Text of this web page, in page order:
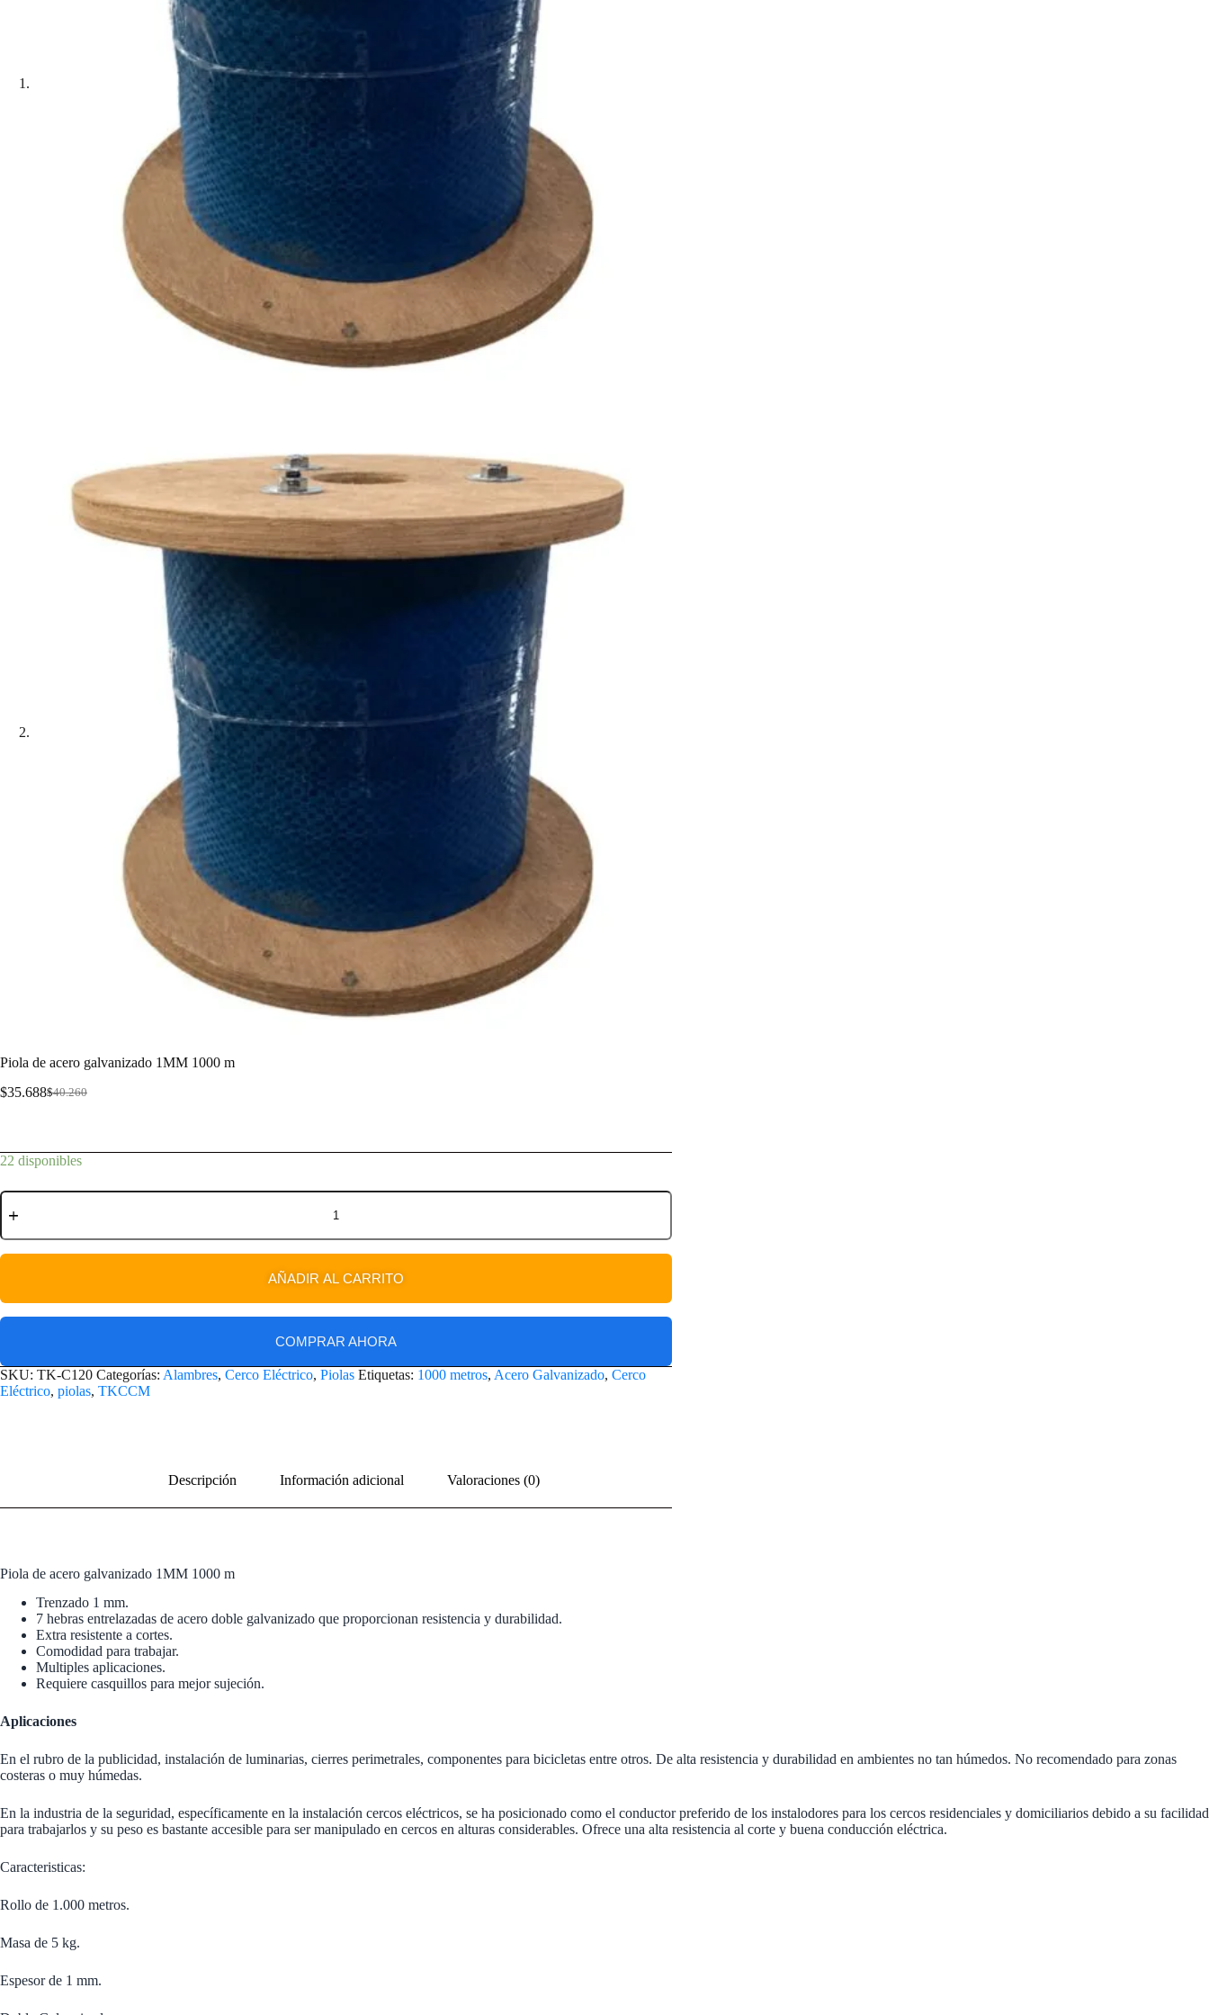
Piola de acero galvanizado 1MM 1000 m
$40.260
$35.688
22 disponibles
AÑADIR AL CARRITO
COMPRAR AHORA
SKU: TK-C120 Categorías: Alambres, Cerco Eléctrico, Piolas Etiquetas: 1000 metros, Acero Galvanizado, Cerco
Eléctrico, piolas, TKCCM
Descripción Información adicional Valoraciones (0)
Piola de acero galvanizado 1MM 1000 m
Trenzado 1 mm.
7 hebras entrelazadas de acero doble galvanizado que proporcionan resistencia y durabilidad.
Extra resistente a cortes.
Comodidad para trabajar.
Multiples aplicaciones.
Requiere casquillos para mejor sujeción.
Aplicaciones
En el rubro de la publicidad, instalación de luminarias, cierres perimetrales, componentes para bicicletas entre otros. De alta resistencia y durabilidad en ambientes no tan húmedos. No recomendado para zonas
costeras o muy húmedas.
En la industria de la seguridad, específicamente en la instalación cercos eléctricos, se ha posicionado como el conductor preferido de los instalodores para los cercos residenciales y domiciliarios debido a su facilidad
para trabajarlos y su peso es bastante accesible para ser manipulado en cercos en alturas considerables. Ofrece una alta resistencia al corte y buena conducción eléctrica.
Caracteristicas:
Rollo de 1.000 metros.
Masa de 5 kg.
Espesor de 1 mm.